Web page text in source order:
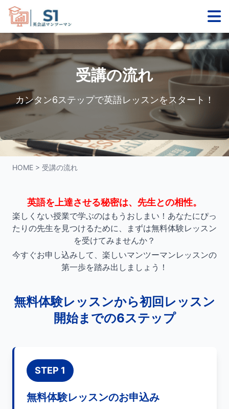
受講の流れ
カンタン6ステップで英語レッスンをスタート！
HOME > 受講の流れ
英語を上達させる秘密は、先生との相性。
楽しくない授業で学ぶのはもうおしまい！あなたにぴっ
たりの先生を見つけるために、まずは無料体験レッスン
を受けてみませんか？
今すぐお申し込みして、楽しいマンツーマンレッスンの
第一歩を踏み出しましょう！
無料体験レッスンから初回レッスン
開始までの6ステップ
STEP 1
無料体験レッスンのお申込み